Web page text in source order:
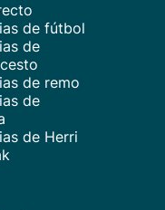
de fútbol
de
de remo
de
de Herri